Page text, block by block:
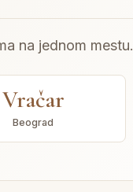
na jednom mestu.
Vračar
Beograd